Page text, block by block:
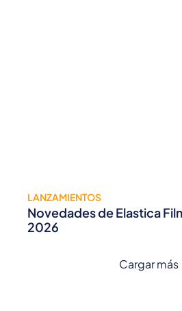
LANZAMIENTOS
Novedades de Elastica
2026
Cargar más